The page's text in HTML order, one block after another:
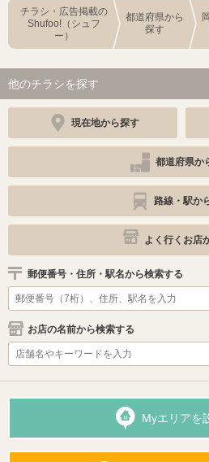
チラシ・広告掲載の
Shufoo!（シュフ
ー）
都道府県から
探す
他のチラシを探す
現在地から探す
都道府県か
路線・駅か
よく行くお店
郵便番号・住所・駅名から検索する
お店の名前から検索する
Myエリアを